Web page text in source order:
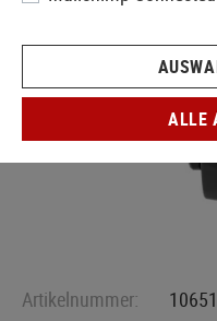
Artikelnummer:
ALLE